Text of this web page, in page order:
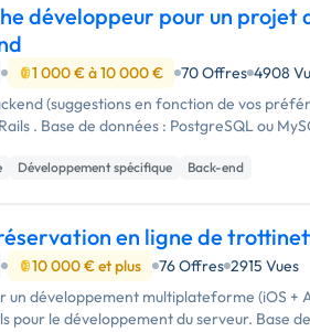
développeur pour un
1 000 € à 10 000 € 70 Offres 4908
(suggestions en fonction de vos
. Base de données : PostgreSQL ou
Développement spécifique Back-end
en ligne de
10 000 € et plus 76 Offres 2915 Vues
un développement multiplateforme (iOS +
pour le développement du serveur. Base